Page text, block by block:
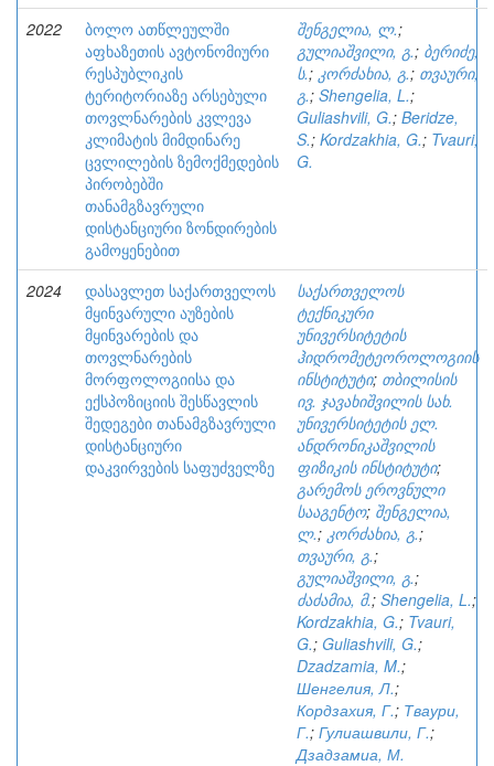
2022
ბოლო ათწლეულში
აფხაზეთის ავტონომიური
რესპუბლიკის
ტერიტორიაზე არსებული
თოვლნარების კვლევა
კლიმატის მიმდინარე
ცვლილების ზემოქმედების
პირობებში
თანამგზავრული
დისტანციური ზონდირების
გამოყენებით
შენგელია, ლ.;
გულიაშვილი, გ.; ბერიძე,
ს.; კორძახია, გ.; თვაური,
გ.; Shengelia, L.;
Guliashvili, G.; Beridze,
S.; Kordzakhia, G.; Tvauri,
G.
2024
დასავლეთ საქართველოს
მყინვარული აუზების
მყინვარების და
თოვლნარების
მორფოლოგიისა და
ექსპოზიციის შესწავლის
შედეგები თანამგზავრული
დისტანციური
დაკვირვების საფუძველზე
საქართველოს
ტექნიკური
უნივერსიტეტის
ჰიდრომეტეოროლოგიის
ინსტიტუტი; თბილისის
ივ. ჯავახიშვილის სახ.
უნივერსიტეტის ელ.
ანდრონიკაშვილის
ფიზიკის ინსტიტუტი;
გარემოს ეროვნული
სააგენტო; შენგელია,
ლ.; კორძახია, გ.;
თვაური, გ.;
გულიაშვილი, გ.;
ძაძამია, მ.; Shengelia, L.;
Kordzakhia, G.; Tvauri,
G.; Guliashvili, G.;
Dzadzamia, M.;
Шенгелия, Л.;
Кордзахия, Г.; Тваури,
Г.; Гулиашвили, Г.;
Дзадзамиа, М.